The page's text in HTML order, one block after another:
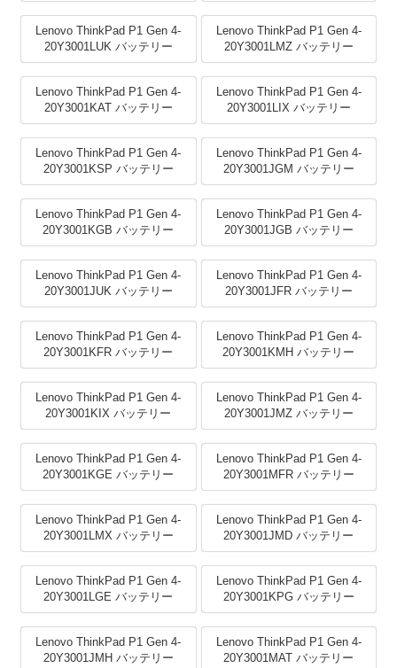
Lenovo ThinkPad P1 Gen 4-
20Y3001LUK バッテリー
Lenovo ThinkPad P1 Gen 4-
20Y3001LMZ バッテリー
Lenovo ThinkPad P1 Gen 4-
20Y3001KAT バッテリー
Lenovo ThinkPad P1 Gen 4-
20Y3001LIX バッテリー
Lenovo ThinkPad P1 Gen 4-
20Y3001KSP バッテリー
Lenovo ThinkPad P1 Gen 4-
20Y3001JGM バッテリー
Lenovo ThinkPad P1 Gen 4-
20Y3001KGB バッテリー
Lenovo ThinkPad P1 Gen 4-
20Y3001JGB バッテリー
Lenovo ThinkPad P1 Gen 4-
20Y3001JUK バッテリー
Lenovo ThinkPad P1 Gen 4-
20Y3001JFR バッテリー
Lenovo ThinkPad P1 Gen 4-
20Y3001KFR バッテリー
Lenovo ThinkPad P1 Gen 4-
20Y3001KMH バッテリー
Lenovo ThinkPad P1 Gen 4-
20Y3001KIX バッテリー
Lenovo ThinkPad P1 Gen 4-
20Y3001JMZ バッテリー
Lenovo ThinkPad P1 Gen 4-
20Y3001KGE バッテリー
Lenovo ThinkPad P1 Gen 4-
20Y3001MFR バッテリー
Lenovo ThinkPad P1 Gen 4-
20Y3001LMX バッテリー
Lenovo ThinkPad P1 Gen 4-
20Y3001JMD バッテリー
Lenovo ThinkPad P1 Gen 4-
20Y3001LGE バッテリー
Lenovo ThinkPad P1 Gen 4-
20Y3001KPG バッテリー
Lenovo ThinkPad P1 Gen 4-
20Y3001JMH バッテリー
Lenovo ThinkPad P1 Gen 4-
20Y3001MAT バッテリー